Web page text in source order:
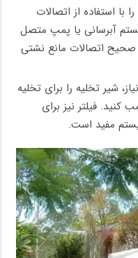
استفاده از اتصالات
آبرسانی یا پمپ متصل
صحیح اتصالات مانع نشتی
شیر تخلیه را برای تخلیه
فیلتر نیز برای
مفید است.